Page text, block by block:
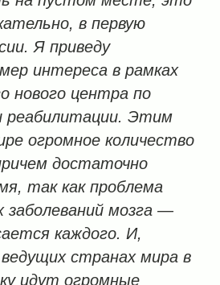
в первую
Я приведу
интереса в рамках
нового центра по
реабилитации. Этим
огромное количество
достаточно
так как проблема
заболеваний мозга —
каждого. И,
странах мира в
идут огромные